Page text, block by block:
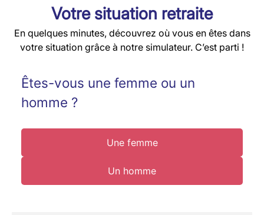
Votre situation retraite
En quelques minutes, découvrez où vous en êtes dans
votre situation grâce à notre simulateur. C’est parti !